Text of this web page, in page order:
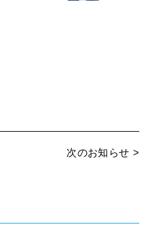
次のお知らせ >